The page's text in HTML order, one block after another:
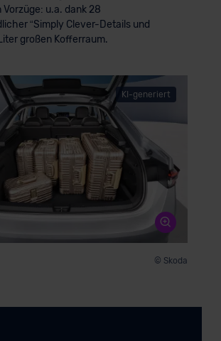
dies ausschließlich auf der
Angemessenheitsbeschlusses der EU-
Sie hierzu Ihre Einwilligung freiwillig
Informationen zu den bestehenden
können Sie über den Kontakt zu
unter
anfordern.
|Impressum
u.a. dank 28
“Simply Clever-Details und
großen Kofferraum.
KI-generiert
© Skoda